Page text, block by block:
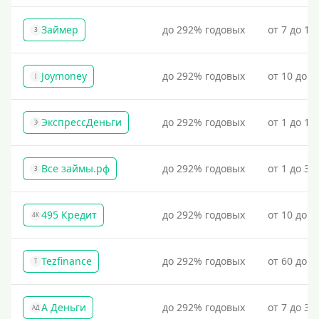
З Займер до 292% годовых от 7 до
J Joymoney до 292% годовых от 10 до
Э ЭкспрессДеньги до 292% годовых от 1 до
З Все займы.рф до 292% годовых от 1 до
4К 495 Кредит до 292% годовых от 10 до
T Tezfinance до 292% годовых от 60 до
АД А Деньги до 292% годовых от 7 до